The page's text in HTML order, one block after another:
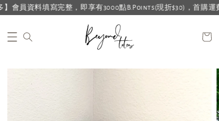
會員資料填寫完整，即享有3000點B.Points(現折$30)，首購運